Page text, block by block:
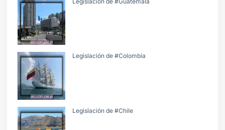
Legislación de #Colombia
Legislación de #Chile